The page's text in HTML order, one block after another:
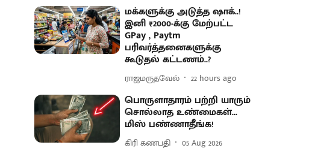
மக்களுக்கு அடுத்த ஷாக்..!
இனி ₹2000-க்கு மேற்பட்ட
GPay , Paytm
பரிவர்த்தனைகளுக்கு
கூடுதல் கட்டணம்..?
ராஜமருதவேல் 22 hours ago
பொருளாதாரம் பற்றி யாரும்
சொல்லாத உண்மைகள்...
மிஸ் பண்ணாதீங்க!
கிரி கணபதி 05 Aug 2026